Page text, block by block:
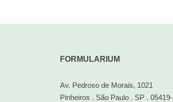
FORMULARIUM
Av. Pedroso de Morais, 1021
Pinheiros . São Paulo . SP . 05419-